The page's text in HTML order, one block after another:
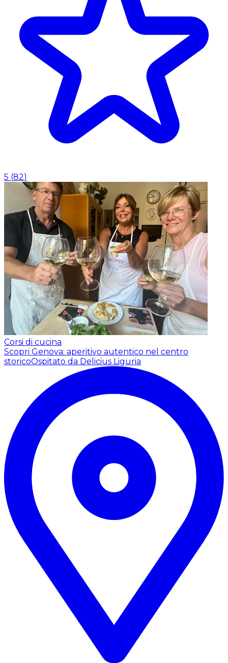
5 (82)
Corsi di cucina
Scopri Genova: aperitivo autentico nel centro
storicoOspitato da Delicius Liguria